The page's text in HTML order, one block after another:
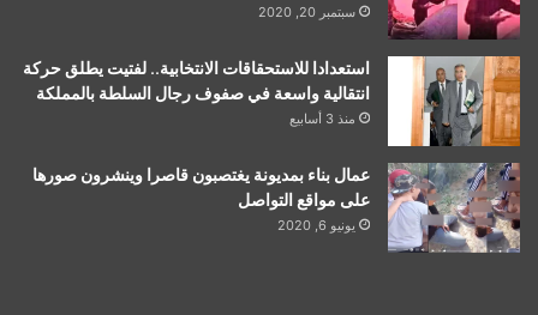
سبتمبر 20, 2020
استعدادا للاستحقاقات الانتخابية.. لفتيت يطلق حركة
انتقالية واسعة في صفوف رجال السلطة بالمملكة
منذ 3 أسابيع
عمال بناء بمديونة يغتصبون قاصرا وينشرون صورها
على مواقع التواصل
يونيو 6, 2020